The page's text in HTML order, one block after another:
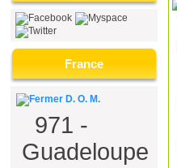
France
D. O. M.
971 -
Guadeloupe